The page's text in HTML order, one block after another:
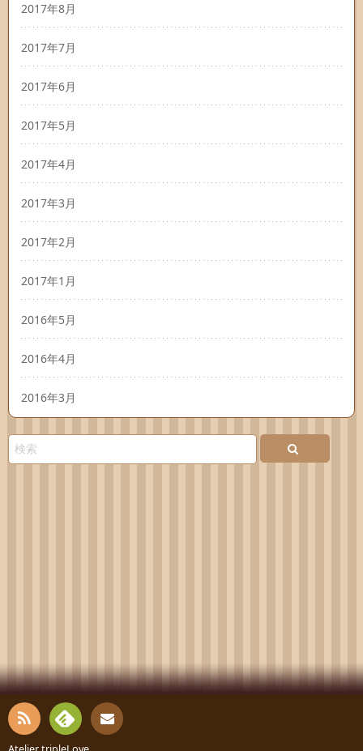
2017年8月
2017年7月
2017年6月
2017年5月
2017年4月
2017年3月
2017年2月
2017年1月
2016年5月
2016年4月
2016年3月